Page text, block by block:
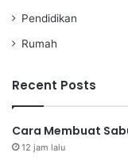
Pendidikan
Rumah
Recent Posts
Cara Membuat
12 jam lalu